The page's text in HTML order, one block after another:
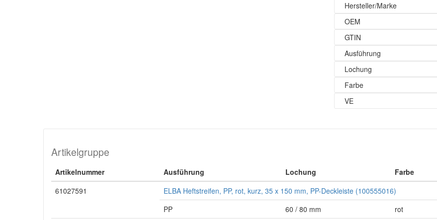
Hersteller/Marke
OEM
GTIN
Ausführung
Lochung
Farbe
VE
Artikelgruppe
Artikelnummer Ausführung Lochung Farbe
61027591
ELBA Heftstreifen, PP, rot, kurz, 35 x 150 mm, PP-Deckleiste (100555016)
PP
60 / 80 mm rot